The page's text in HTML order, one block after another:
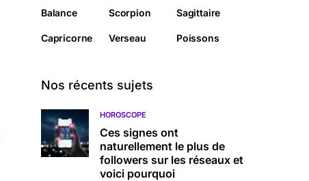
Balance Scorpion Sagittaire
Capricorne Verseau Poissons
Nos récents sujets
HOROSCOPE
Ces signes ont
naturellement le plus de
followers sur les réseaux et
voici pourquoi